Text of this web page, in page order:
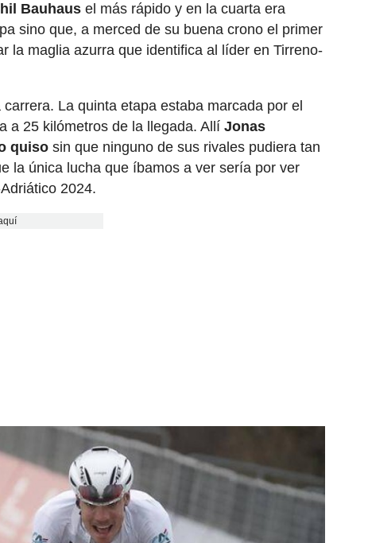
Bauhaus el más rápido y en la cuarta era
sino que, a merced de su buena crono el primer
la maglia azurra que identifica al líder en Tirreno-
La quinta etapa estaba marcada por el
a 25 kilómetros de la llegada. AllíJonas
quiso sin que ninguno de sus rivales pudiera tan
la única lucha que íbamos a ver sería por ver
2024.